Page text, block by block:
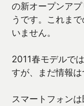
の新オープンア
うです。これま
いません。
2011春モデルで
すが、まだ情報は
スマートフォン